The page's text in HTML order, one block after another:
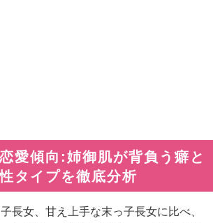
愛傾向:姉御肌が背負う癖と
タイプを徹底分析
長女、甘え上手な末っ子長女に比べ、